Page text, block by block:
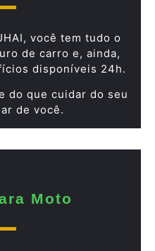
você tem tudo o
de carro e, ainda,
disponíveis 24h.
do que cuidar do seu
de você.
Moto